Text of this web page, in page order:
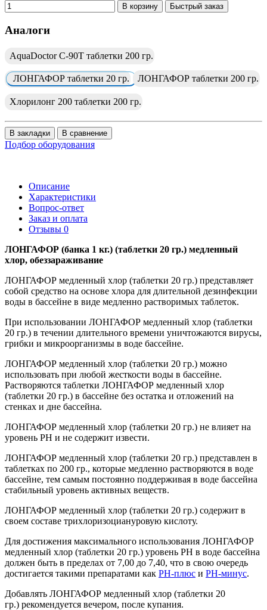
В корзину Быстрый заказ
Аналоги
AquaDoctor C-90T таблетки 200 гр.
ЛОНГАФОР таблетки 20 гр. ЛОНГАФОР таблетки 200 гр.
Хлорилонг 200 таблетки 200 гр.
В закладки В сравнение
Подбор оборудования
Описание
Характеристики
Вопрос-ответ
Заказ и оплата
Отзывы 0
ЛОНГАФОР (банка 1 кг.) (таблетки 20 гр.) медленный
хлор, обеззараживание
ЛОНГАФОР медленный хлор (таблетки 20 гр.) представляет
собой средство на основе хлора для длительной дезинфекции
воды в бассейне в виде медленно растворимых таблеток.
При использовании ЛОНГАФОР медленный хлор (таблетки
20 гр.) в течении длительного времени уничтожаются вирусы,
грибки и микроорганизмы в воде бассейне.
ЛОНГАФОР медленный хлор (таблетки 20 гр.) можно
использовать при любой жесткости воды в бассейне.
Растворяются таблетки ЛОНГАФОР медленный хлор
(таблетки 20 гр.) в бассейне без остатка и отложений на
стенках и дне бассейна.
ЛОНГАФОР медленный хлор (таблетки 20 гр.) не влияет на
уровень РН и не содержит извести.
ЛОНГАФОР медленный хлор (таблетки 20 гр.) представлен в
таблетках по 200 гр., которые медленно растворяются в воде
бассейне, тем самым постоянно поддерживая в воде бассейна
стабильный уровень активных веществ.
ЛОНГАФОР медленный хлор (таблетки 20 гр.) содержит в
своем составе трихлоризоциануровую кислоту.
Для достижения максимального использования ЛОНГАФОР
медленный хлор (таблетки 20 гр.) уровень РН в воде бассейна
должен быть в пределах от 7,00 до 7,40, что в свою очередь
достигается такими препаратами как РН-плюс и РН-минус.
Добавлять ЛОНГАФОР медленный хлор (таблетки 20
гр.) рекомендуется вечером, после купания.